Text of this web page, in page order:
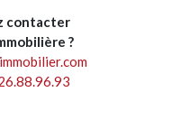
contacter
?